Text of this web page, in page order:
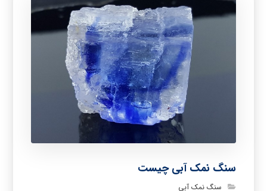
سنگ نمک آبی چیست
سنگ نمک آبی